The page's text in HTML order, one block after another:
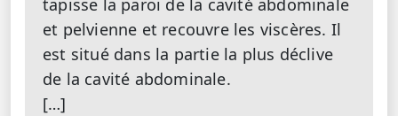
et pelvienne et recouvre les viscères. Il
est situé dans la partie la plus déclive
de la cavité abdominale.
[…]